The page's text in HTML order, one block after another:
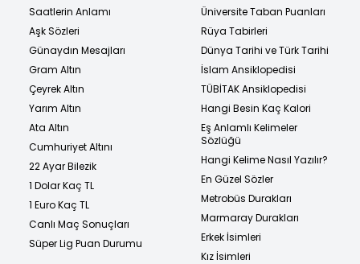
Saatlerin Anlamı
Aşk Sözleri
Günaydın Mesajları
Gram Altın
Çeyrek Altın
Yarım Altın
Ata Altın
Cumhuriyet Altını
22 Ayar Bilezik
1 Dolar Kaç TL
1 Euro Kaç TL
Canlı Maç Sonuçları
Süper Lig Puan Durumu
Üniversite Taban Puanları
Rüya Tabirleri
Dünya Tarihi ve Türk Tarihi
İslam Ansiklopedisi
TÜBİTAK Ansiklopedisi
Hangi Besin Kaç Kalori
Eş Anlamlı Kelimeler
Sözlüğü
Hangi Kelime Nasıl Yazılır?
En Güzel Sözler
Metrobüs Durakları
Marmaray Durakları
Erkek İsimleri
Kız İsimleri